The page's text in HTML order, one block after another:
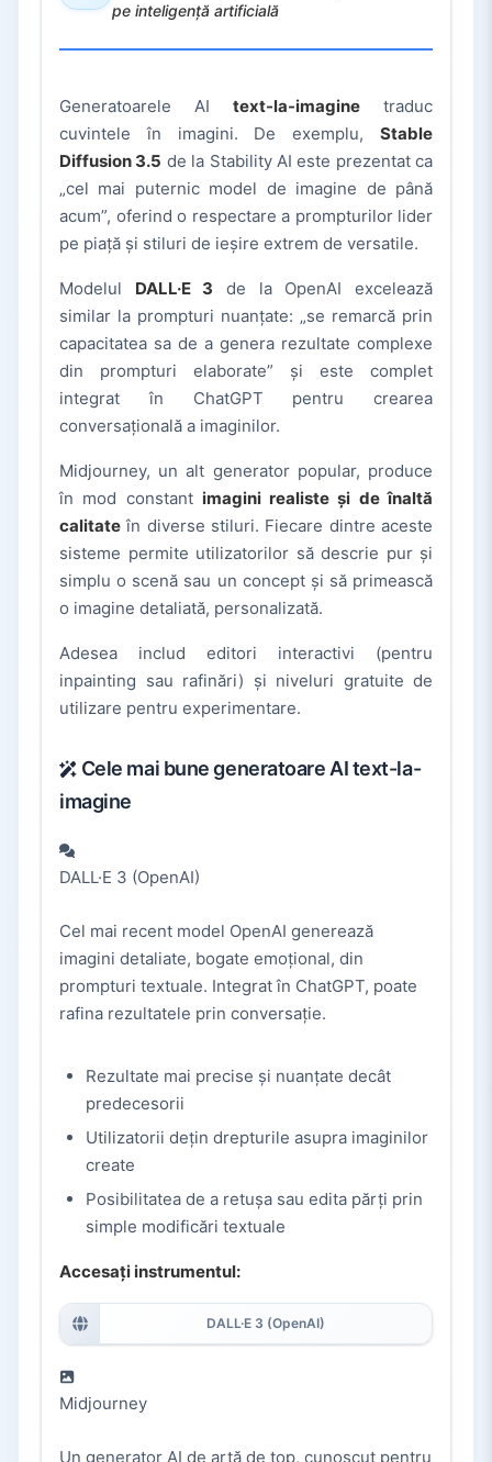
pe inteligență artificială
Generatoarele AI text-la-imagine traduc
cuvintele în imagini. De exemplu, Stable
Diffusion 3.5 de la Stability AI este prezentat ca
„cel mai puternic model de imagine de până
acum”, oferind o respectare a prompturilor lider
pe piață și stiluri de ieșire extrem de versatile.
Modelul DALL·E 3 de la OpenAI excelează
similar la prompturi nuanțate: „se remarcă prin
capacitatea sa de a genera rezultate complexe
din prompturi elaborate” și este complet
integrat în ChatGPT pentru crearea
conversațională a imaginilor.
Midjourney, un alt generator popular, produce
în mod constant imagini realiste și de înaltă
calitate în diverse stiluri. Fiecare dintre aceste
sisteme permite utilizatorilor să descrie pur și
simplu o scenă sau un concept și să primească
o imagine detaliată, personalizată.
Adesea includ editori interactivi (pentru
inpainting sau rafinări) și niveluri gratuite de
utilizare pentru experimentare.
Cele mai bune generatoare AI text-la-
imagine
DALL·E 3 (OpenAI)
Cel mai recent model OpenAI generează
imagini detaliate, bogate emoțional, din
prompturi textuale. Integrat în ChatGPT, poate
rafina rezultatele prin conversație.
Rezultate mai precise și nuanțate decât
predecesorii
Utilizatorii dețin drepturile asupra imaginilor
create
Posibilitatea de a retușa sau edita părți prin
simple modificări textuale
Accesați instrumentul:
DALL·E 3 (OpenAI)
Midjourney
Un generator AI de artă de top, cunoscut pentru